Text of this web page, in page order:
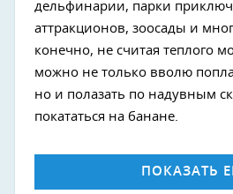
дельфинарии, парки
аттракционов, зоосады и
конечно, не считая теплого
можно не только вволю
но и полазать по надувным
покататься на банане.
ПОКАЗАТЬ